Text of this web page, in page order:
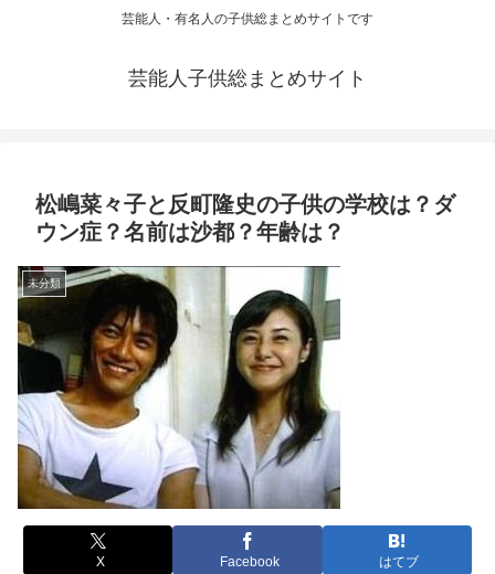
芸能人・有名人の子供総まとめサイトです
芸能人子供総まとめサイト
松嶋菜々子と反町隆史の子供の学校は？ダ
ウン症？名前は沙都？年齢は？
未分類
X Facebook はてブ